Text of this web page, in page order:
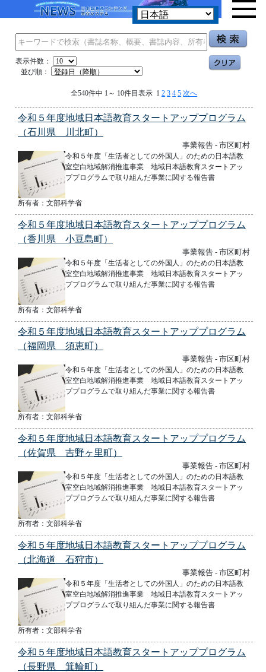
表示件数：
並び順：
全540件中 1～ 10件目表示 12 3 4 5 次へ
令和５年度地域日本語教育スタートアッププログラム
（石川県 川北町）
事業報告 - 市区町村
令和５年度「生活者としての外国人」のための日本語教
室空白地域解消推進事業 地域日本語教育スタートアッ
ププログラムで取り組んだ事業に関する報告書
所有者：文部科学省
令和５年度地域日本語教育スタートアッププログラム
（香川県 小豆島町）
事業報告 - 市区町村
令和５年度「生活者としての外国人」のための日本語教
室空白地域解消推進事業 地域日本語教育スタートアッ
ププログラムで取り組んだ事業に関する報告書
所有者：文部科学省
令和５年度地域日本語教育スタートアッププログラム
（福岡県 須恵町）
事業報告 - 市区町村
令和５年度「生活者としての外国人」のための日本語教
室空白地域解消推進事業 地域日本語教育スタートアッ
ププログラムで取り組んだ事業に関する報告書
所有者：文部科学省
令和５年度地域日本語教育スタートアッププログラム
（佐賀県 吉野ヶ里町）
事業報告 - 市区町村
令和５年度「生活者としての外国人」のための日本語教
室空白地域解消推進事業 地域日本語教育スタートアッ
ププログラムで取り組んだ事業に関する報告書
所有者：文部科学省
令和５年度地域日本語教育スタートアッププログラム
（北海道 石狩市）
事業報告 - 市区町村
令和５年度「生活者としての外国人」のための日本語教
室空白地域解消推進事業 地域日本語教育スタートアッ
ププログラムで取り組んだ事業に関する報告書
所有者：文部科学省
令和５年度地域日本語教育スタートアッププログラム
（長野県 箕輪町）